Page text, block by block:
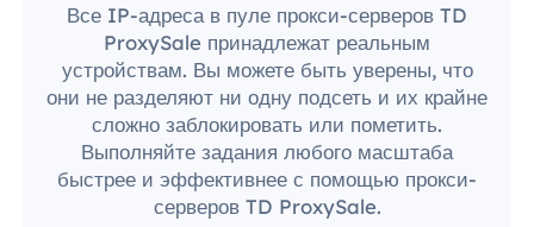
Все IP-адреса в пуле прокси-серверов TD
ProxySale принадлежат реальным
устройствам. Вы можете быть уверены, что
они не разделяют ни одну подсеть и их крайне
сложно заблокировать или пометить.
Выполняйте задания любого масштаба
быстрее и эффективнее с помощью прокси-
серверов TD ProxySale.